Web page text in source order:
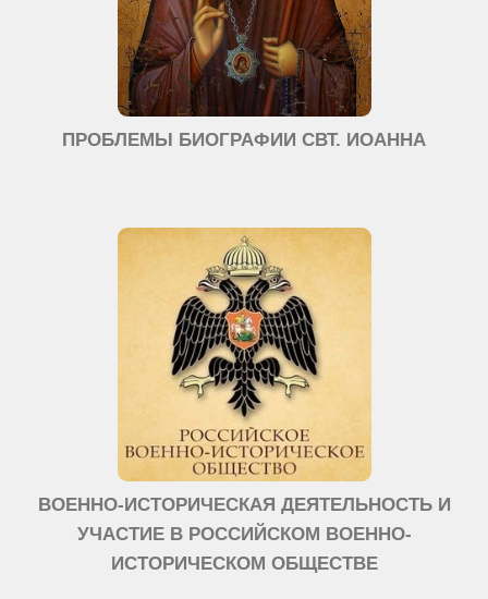
ПРОБЛЕМЫ БИОГРАФИИ СВТ. ИОАННА
ВОЕННО-ИСТОРИЧЕСКАЯ ДЕЯТЕЛЬНОСТЬ И
УЧАСТИЕ В РОССИЙСКОМ ВОЕННО-
ИСТОРИЧЕСКОМ ОБЩЕСТВЕ